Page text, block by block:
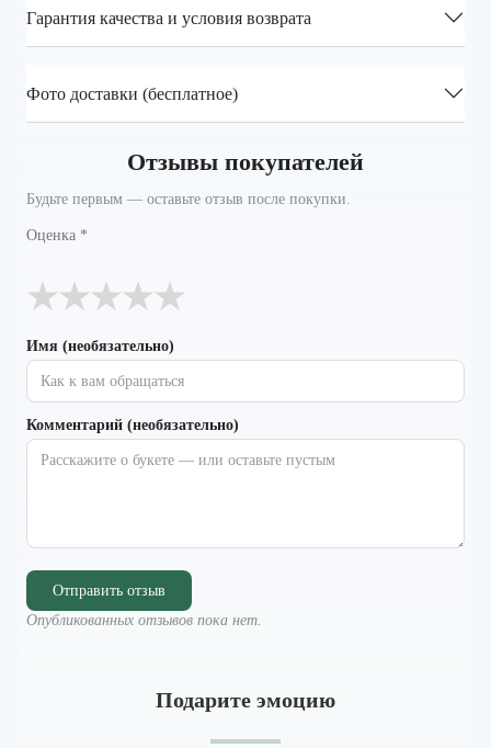
Гарантия качества и условия возврата
Фото доставки (бесплатное)
Отзывы покупателей
Будьте первым — оставьте отзыв после покупки.
Оценка *
★
★
★
★
★
Имя (необязательно)
Комментарий (необязательно)
Отправить отзыв
Опубликованных отзывов пока нет.
Подарите эмоцию